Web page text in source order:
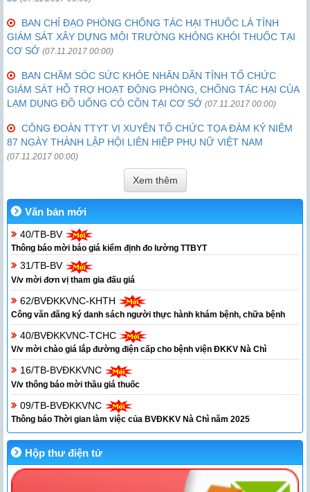
BAN CHỈ ĐẠO PHÒNG CHỐNG TÁC HẠI THUỐC LÁ TỈNH
GIÁM SÁT XÂY DỰNG MÔI TRƯỜNG KHÔNG KHÓI THUỐC TẠI
CƠ SỞ (07.11.2017 00:00)
BAN CHĂM SÓC SỨC KHỎE NHÂN DÂN TỈNH TỔ CHỨC
GIÁM SÁT HỖ TRỢ HOẠT ĐỘNG PHÒNG, CHỐNG TÁC HẠI CỦA
LẠM DỤNG ĐỒ UỐNG CÓ CỒN TẠI CƠ SỞ (07.11.2017 00:00)
CÔNG ĐOÀN TTYT VỊ XUYÊN TỔ CHỨC TỌA ĐÀM KỶ NIỆM
87 NGÀY THÀNH LẬP HỘI LIÊN HIỆP PHỤ NỮ VIỆT NAM
(07.11.2017 00:00)
Xem thêm
Văn bản mới
40/TB-BV
Thông báo mời báo giá kiểm định đo lường TTBYT
31/TB-BV
V/v mời đơn vị tham gia đấu giá
62/BVĐKKVNC-KHTH
Công văn đăng ký danh sách người thực hành khám bệnh, chữa bệnh
40/BVĐKKVNC-TCHC
V/v mời chào giá lắp đường điện cấp cho bệnh viện ĐKKV Nà Chì
16/TB-BVĐKKVNC
V/v thông báo mời thầu giá thuốc
09/TB-BVĐKKVNC
Thông báo Thời gian làm việc của BVĐKKV Nà Chì năm 2025
Hộp thư điện tử